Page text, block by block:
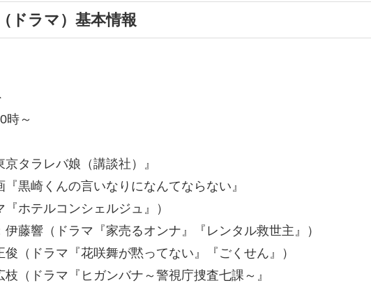
ドラマ）基本情報
時～
タラレバ娘（講談社）』
黒崎くんの言いなりになんてならない』
ンシェルジュ』）
藤響（ドラマ『家売るオンナ』『レンタル救世主』）
（ドラマ『花咲舞が黙ってない』『ごくせん』）
ヒガンバナ～警視庁捜査七課～』